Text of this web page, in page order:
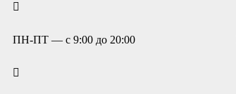
ПН-ПТ — с 9:00 до 20:00